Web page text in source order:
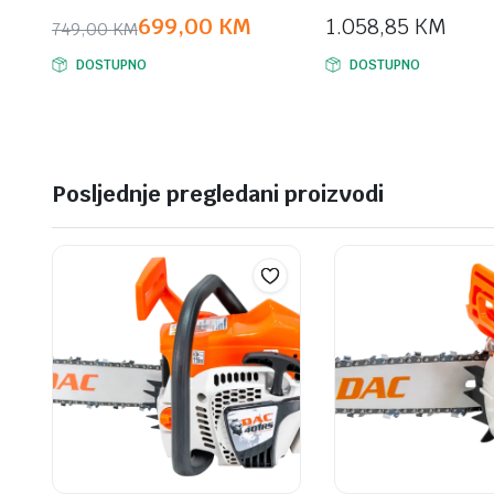
749,00KM
Original
price
699,00 KM
Current
price
DOSTUPNO
1.058,85 KM
DOSTUPNO
Posljednje pregledani proizvodi